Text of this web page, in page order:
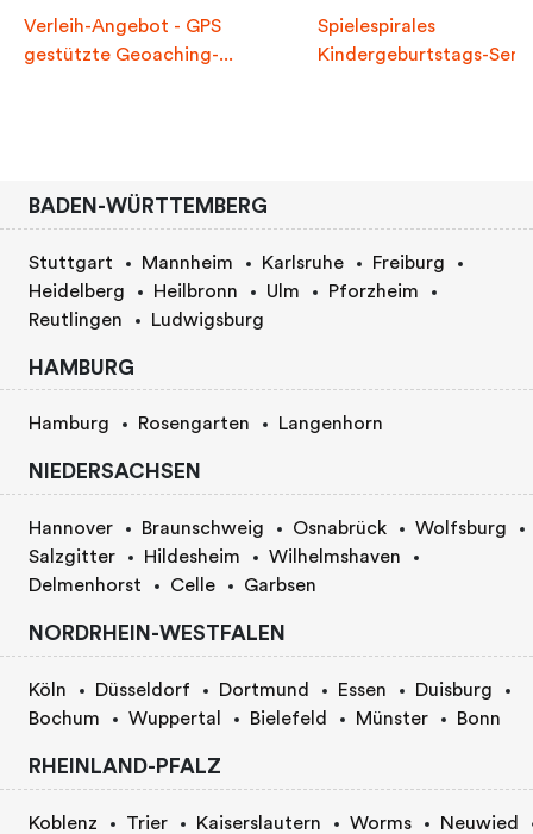
Verleih-Angebot - GPS
gestützte Geoaching-...
Spielespirales
Kindergeburtstags-
BADEN-WÜRTTEMBERG
Stuttgart Mannheim Karlsruhe
Freiburg
Heidelberg
Heilbronn Ulm
Pforzheim
Reutlingen
Ludwigsburg
HAMBURG
Hamburg Rosengarten Langenhorn
NIEDERSACHSEN
Hannover Braunschweig Osnabrück
Wolfsburg
Salzgitter
Hildesheim
Wilhelmshaven
Delmenhorst
Celle Garbsen
NORDRHEIN-WESTFALEN
Köln Düsseldorf Dortmund Essen
Duisburg
Bochum
Wuppertal Bielefeld Münster Bonn
RHEINLAND-PFALZ
Koblenz Trier Kaiserslautern Worms
Neuwied